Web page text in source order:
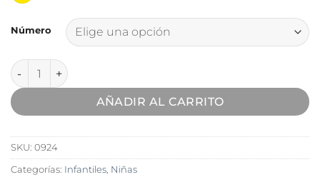
Número
Zapatilla Deportiva Jaguar cantidad
AÑADIR AL CARRITO
SKU: 0924
Categorías: Infantiles Niñas